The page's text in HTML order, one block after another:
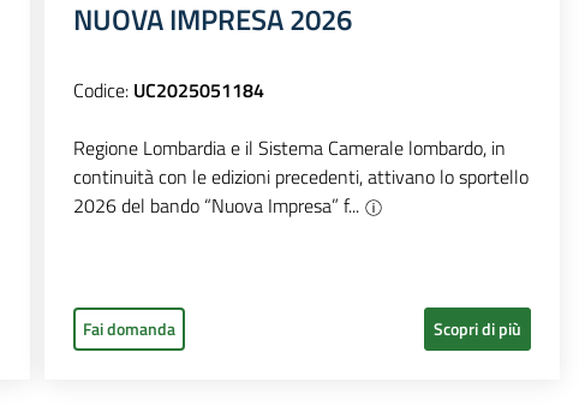
NUOVA IMPRESA 2026
Codice: UC2025051184
Regione Lombardia e il Sistema Camerale lombardo, in
continuità con le edizioni precedenti, attivano lo sportello
2026 del bando “Nuova Impresa” f...
Fai domanda Scopri di più